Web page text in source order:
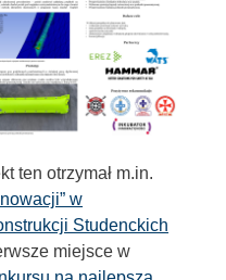
ten otrzymał m.in.
w
Studenckich
miejsce w